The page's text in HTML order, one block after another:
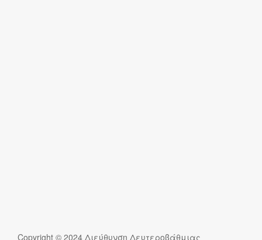
Copyright © 2024 Διεύθυνση Δευτεροβάθμιας